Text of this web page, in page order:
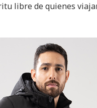
libre de quienes